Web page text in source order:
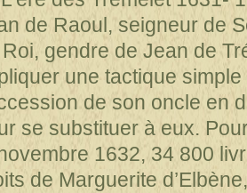
de Raoul, seigneur de
gendre de Jean de
une tactique
de son oncle en
se substituer à eux.
1632, 34 800
de Marguerite